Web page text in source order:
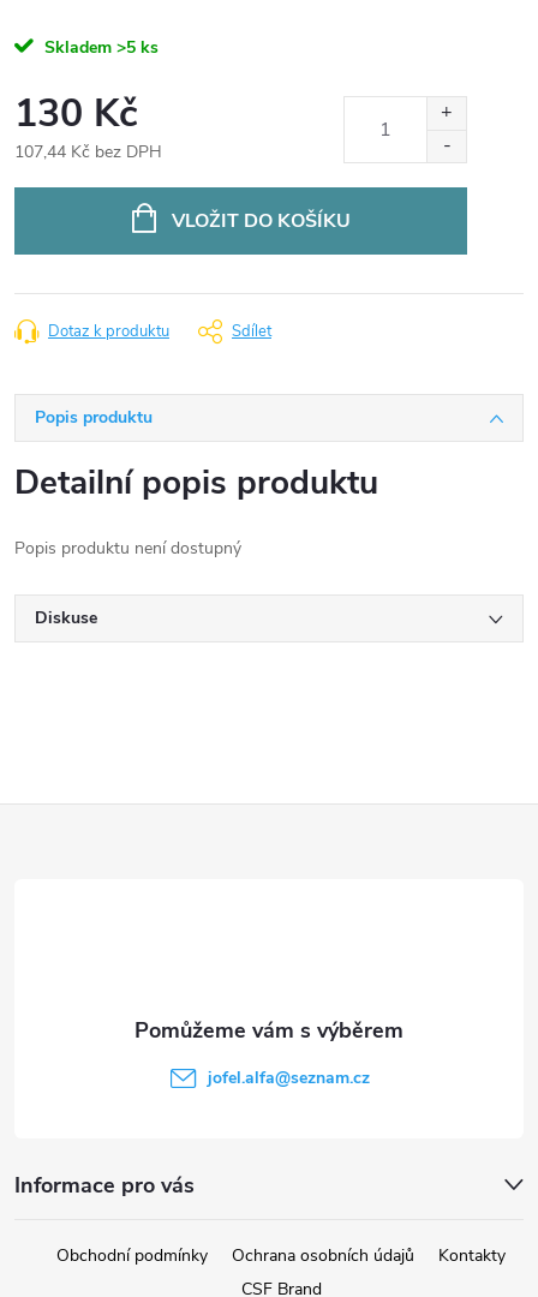
Skladem >5 ks
130 Kč
107,44 Kč bez DPH
VLOŽIT DO KOŠÍKU
Dotaz k produktu Sdílet
Popis produktu
Detailní popis produktu
Popis produktu není dostupný
Diskuse
Informace pro vás
jofel.alfa@seznam.cz
Obchodní podmínky Ochrana osobních údajů
Kontakty
CSF Brand